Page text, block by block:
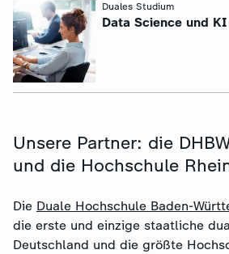
Duales Studium
:
Data Science und
Unsere Partner: die
und die Hochschule
Die Duale Hochschule Baden-
die erste und einzige staatliche
Deutschland und die größte